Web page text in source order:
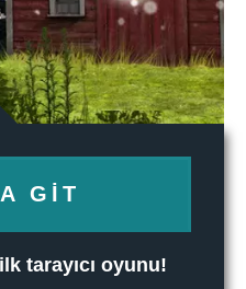
GIT
tarayıcı oyunu!